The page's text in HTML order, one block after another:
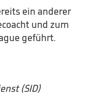
ein anderer
und zum
geführt.
(SID)